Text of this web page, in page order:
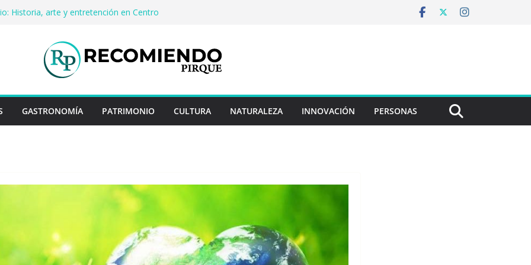
Historia, arte y entretención en Centro
Credit y diferencias frente a
historias: ingredientes que dieron
enterosGASTRONOMÍA PATRIMONIO CULTURA NATURALEZA INNOVACIÓN PERSONAS